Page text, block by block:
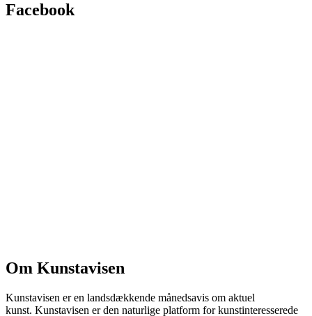
Facebook
Om Kunstavisen
Kunstavisen er en landsdækkende månedsavis om aktuel
kunst. Kunstavisen er den naturlige platform for kunstinteresserede